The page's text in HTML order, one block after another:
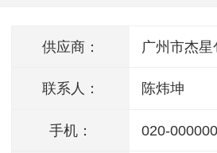
供应商： 广州市杰星
联系人： 陈炜坤
手机： 020-